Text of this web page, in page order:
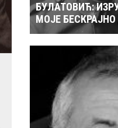
БУЛАТОВИЋ:
МОЈЕ